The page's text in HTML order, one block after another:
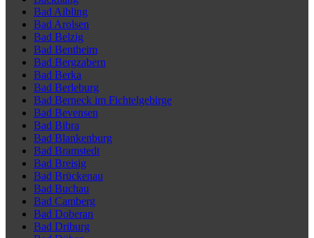
Bad Aibling
Bad Arolsen
Bad Belzig
Bad Bentheim
Bad Bergzabern
Bad Berka
Bad Berleburg
Bad Berneck im Fichtelgebirge
Bad Bevensen
Bad Bibra
Bad Blankenburg
Bad Bramstedt
Bad Breisig
Bad Brückenau
Bad Buchau
Bad Camberg
Bad Doberan
Bad Driburg